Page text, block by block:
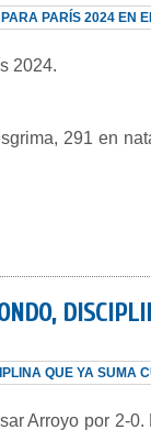
2024.
291 en
Arroyo por 2-